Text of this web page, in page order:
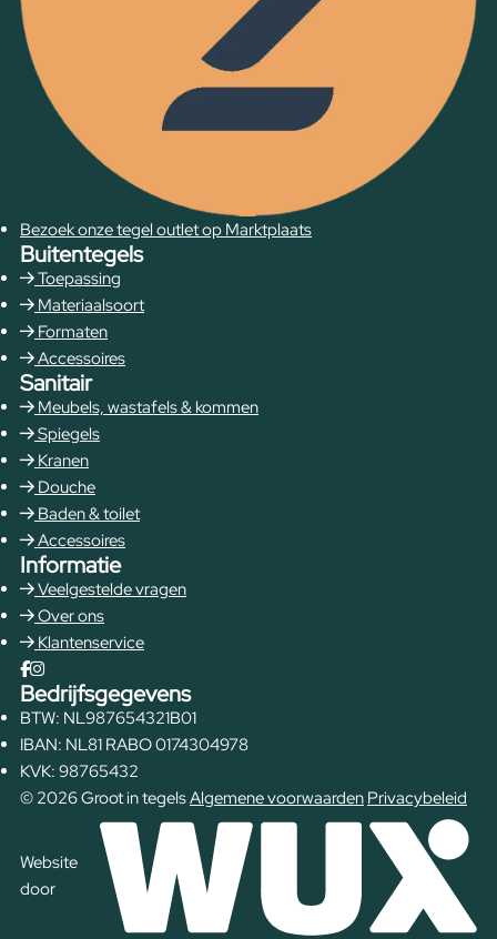
Bezoek onze tegel outlet op Marktplaats
Buitentegels
Toepassing
Materiaalsoort
Formaten
Accessoires
Sanitair
Meubels, wastafels & kommen
Spiegels
Kranen
Douche
Baden & toilet
Accessoires
Informatie
Veelgestelde vragen
Over ons
Klantenservice
Bedrijfsgegevens
BTW: NL987654321B01
IBAN: NL81 RABO 0174304978
KVK: 98765432
© 2026 Groot in tegelsAlgemene voorwaarden Privacybeleid
Website
door